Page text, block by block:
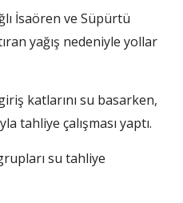
İsaören ve Süpürtü
yağış nedeniyle yollar
katlarını su basarken,
tahliye çalışması yaptı.
su tahliye